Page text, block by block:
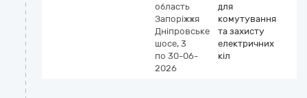
область
Запоріжжя
Дніпровське
шосе, 3
по 30-06-
2026
для
комутування
та захисту
електричних
кіл